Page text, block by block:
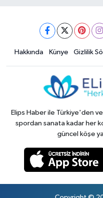
Hakkında Künye Gizlilik
Elips Haber ile Türkiye'den
spordan sanata kadar her
güncel köşe